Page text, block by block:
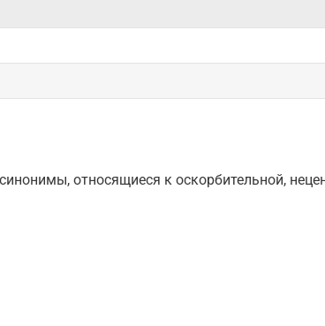
относящиеся к оскорбительной,